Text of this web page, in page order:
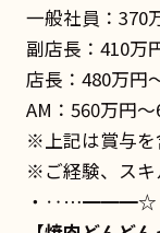
一般社員：370
副店長：410万
店長：480万円
AM：560万円
※上記は賞与を
※ご経験、スキ
・